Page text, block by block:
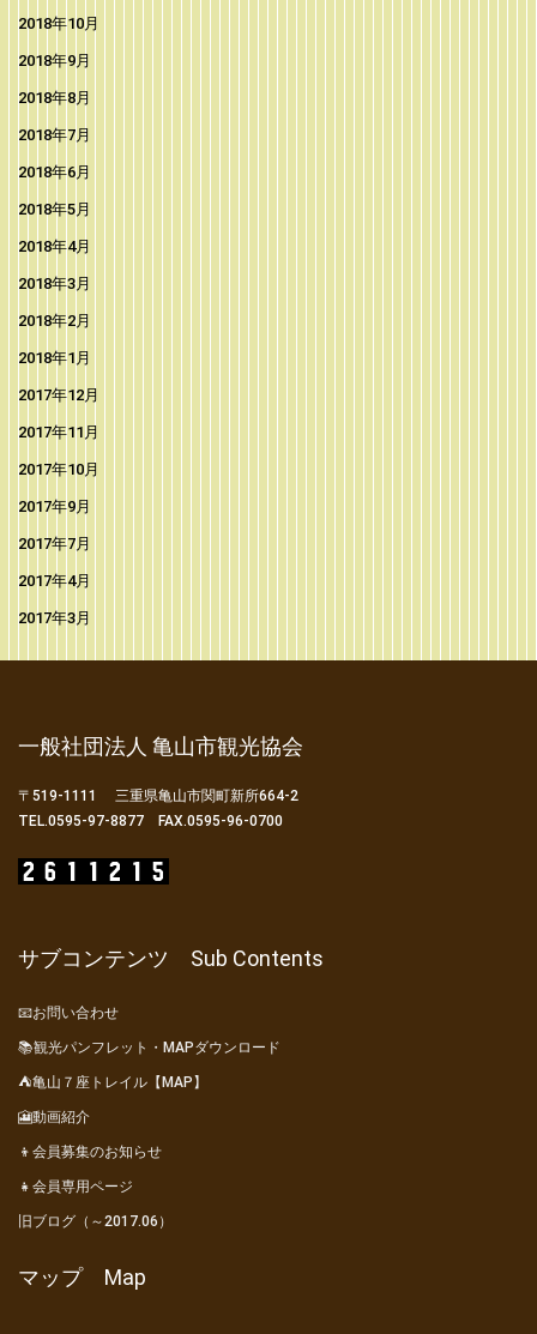
2018年10月
2018年9月
2018年8月
2018年7月
2018年6月
2018年5月
2018年4月
2018年3月
2018年2月
2018年1月
2017年12月
2017年11月
2017年10月
2017年9月
2017年7月
2017年4月
2017年3月
一般社団法人 亀山市観光協会
〒519-1111 三重県亀山市関町新所664-2
TEL.0595-97-8877 FAX.0595-96-0700
サブコンテンツ Sub Contents
📧お問い合わせ
📚観光パンフレット・MAPダウンロード
⛺亀山７座トレイル【MAP】
🎦動画紹介
👦会員募集のお知らせ
👧会員専用ページ
旧ブログ（～2017.06）
マップ Map